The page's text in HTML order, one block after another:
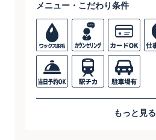
メニュー・こだわり条件
もっと見る